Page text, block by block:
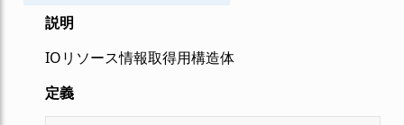
説明
IOリソース情報取得用構造体
定義